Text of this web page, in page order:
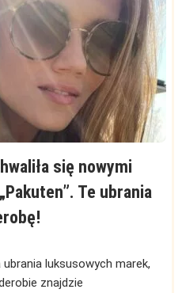
się nowymi
Te ubrania
luksusowych marek,
znajdzie